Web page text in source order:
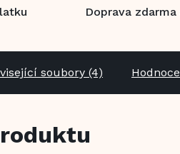
Doprava
soubory (4)